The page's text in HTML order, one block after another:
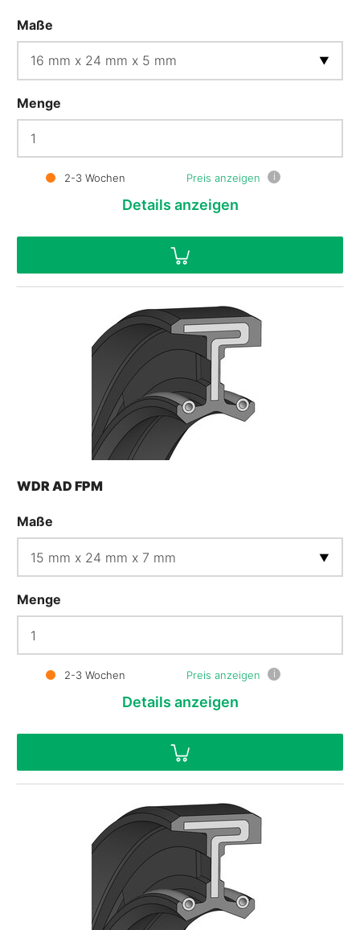
Maße
Menge
Preis anzeigen i
2-3 Wochen
Details anzeigen
WDR AD FPM
Maße
Menge
Preis anzeigen i
2-3 Wochen
Details anzeigen